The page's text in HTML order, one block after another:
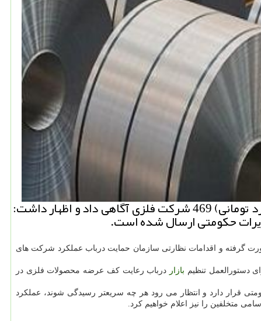
به گزارش نیو باكس مدیر كل امور حقوقی سازمان حمایت، از تخلف 151هزار میلیارد ریالی (15 هزار و صد میلیارد تومانی) 469 شركت فلزی آگاهی داد و اظهار داشت:
حكومتی ارسال شده است.
گرفته و اقدامات نظارتی سازمان حمایت درباب عملکرد شرکت های
بازار درباب رعایت کف عرضه محصولات فلزی در
قرار دارد و انتظار می رود هر چه سریعتر رسیدگی شوند، عملکرد
را نیز اعلام خواهیم کرد.